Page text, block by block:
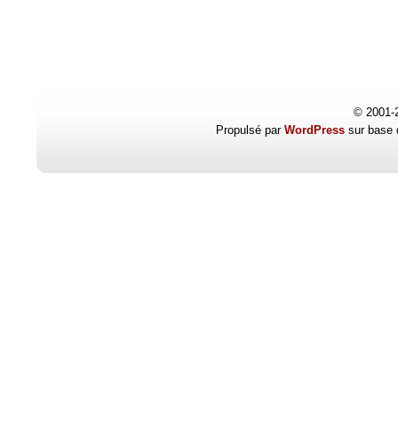
© 2001-
Propulsé par WordPresssur base